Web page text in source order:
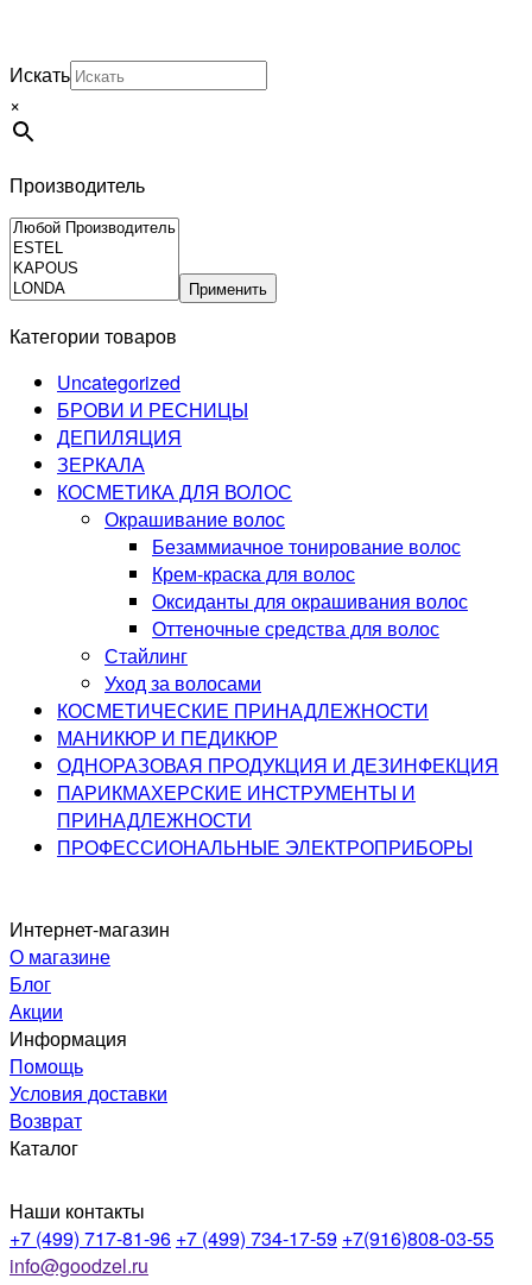
Искать
×
Производитель
Применить
Категории товаров
Uncategorized
БРОВИ И РЕСНИЦЫ
ДЕПИЛЯЦИЯ
ЗЕРКАЛА
КОСМЕТИКА ДЛЯ ВОЛОС
Окрашивание волос
Безаммиачное тонирование волос
Крем-краска для волос
Оксиданты для окрашивания волос
Оттеночные средства для волос
Стайлинг
Уход за волосами
КОСМЕТИЧЕСКИЕ ПРИНАДЛЕЖНОСТИ
МАНИКЮР И ПЕДИКЮР
ОДНОРАЗОВАЯ ПРОДУКЦИЯ И ДЕЗИНФЕКЦИЯ
ПАРИКМАХЕРСКИЕ ИНСТРУМЕНТЫ И
ПРИНАДЛЕЖНОСТИ
ПРОФЕССИОНАЛЬНЫЕ ЭЛЕКТРОПРИБОРЫ
Интернет-магазин
О магазине
Блог
Акции
Информация
Помощь
Условия доставки
Возврат
Каталог
Наши контакты
+7 (499) 717-81-96 +7 (499) 734-17-59 +7(916)808-03-55
info@goodzel.ru